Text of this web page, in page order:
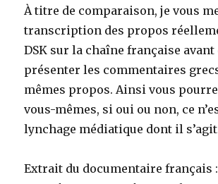
À titre de comparaison, je vous
transcription des propos
DSK sur la chaîne française avant
présenter les commentaires
mêmes propos. Ainsi vous
vous-mêmes, si oui ou non, ce
lynchage médiatique dont il
Extrait du documentaire français